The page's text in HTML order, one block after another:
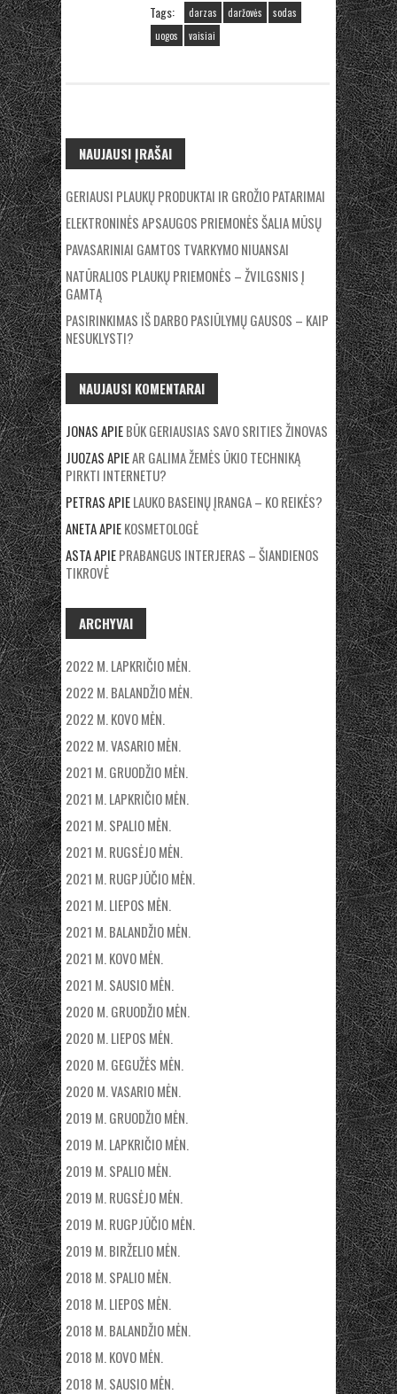
Tags: darzas daržovės
sodas
uogos
vaisiai
NAUJAUSI ĮRAŠAI
GERIAUSI PLAUKŲ PRODUKTAI IR GROŽIO PATARIMAI
ELEKTRONINĖS APSAUGOS PRIEMONĖS ŠALIA MŪSŲ
PAVASARINIAI GAMTOS TVARKYMO NIUANSAI
NATŪRALIOS PLAUKŲ PRIEMONĖS – ŽVILGSNIS Į
GAMTĄ
PASIRINKIMAS IŠ DARBO PASIŪLYMŲ GAUSOS – KAIP
NESUKLYSTI?
NAUJAUSI KOMENTARAI
JONASAPIEBŪK GERIAUSIAS SAVO SRITIES ŽINOVAS
JUOZASAPIEAR GALIMA ŽEMĖS ŪKIO TECHNIKĄ
PIRKTI INTERNETU?
PETRASAPIELAUKO BASEINŲ ĮRANGA – KO REIKĖS?
ANETAAPIEKOSMETOLOGĖ
ASTAAPIEPRABANGUS INTERJERAS – ŠIANDIENOS
TIKROVĖ
ARCHYVAI
2022 M. LAPKRIČIO MĖN.
2022 M. BALANDŽIO MĖN.
2022 M. KOVO MĖN.
2022 M. VASARIO MĖN.
2021 M. GRUODŽIO MĖN.
2021 M. LAPKRIČIO MĖN.
2021 M. SPALIO MĖN.
2021 M. RUGSĖJO MĖN.
2021 M. RUGPJŪČIO MĖN.
2021 M. LIEPOS MĖN.
2021 M. BALANDŽIO MĖN.
2021 M. KOVO MĖN.
2021 M. SAUSIO MĖN.
2020 M. GRUODŽIO MĖN.
2020 M. LIEPOS MĖN.
2020 M. GEGUŽĖS MĖN.
2020 M. VASARIO MĖN.
2019 M. GRUODŽIO MĖN.
2019 M. LAPKRIČIO MĖN.
2019 M. SPALIO MĖN.
2019 M. RUGSĖJO MĖN.
2019 M. RUGPJŪČIO MĖN.
2019 M. BIRŽELIO MĖN.
2018 M. SPALIO MĖN.
2018 M. LIEPOS MĖN.
2018 M. BALANDŽIO MĖN.
2018 M. KOVO MĖN.
2018 M. SAUSIO MĖN.